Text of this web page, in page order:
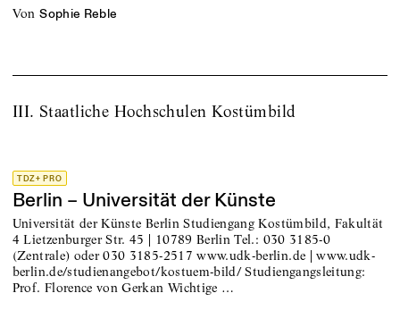
von Sophie Reble
III. Staatliche Hochschulen Kostümbild
TDZ+ PRO
Berlin – Universität der Künste
Universität der Künste Berlin Studiengang Kostümbild, Fakultät
4 Lietzenburger Str. 45 | 10789 Berlin Tel.: 030 3185-0
(Zentrale) oder 030 3185-2517 www.udk-berlin.de | www.udk-
berlin.de/studienangebot/kostuem-bild/ Studiengangsleitung:
Prof. Florence von Gerkan Wichtige …